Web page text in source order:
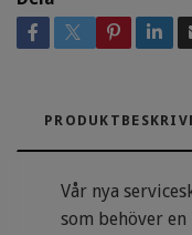
Vår nya
som behöver en